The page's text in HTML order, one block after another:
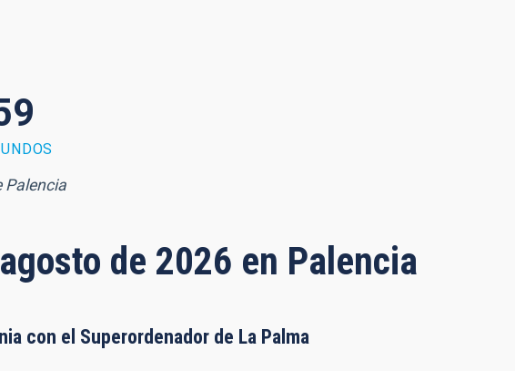
Palencia
de 2026 en Palencia
con el Superordenador de La Palma